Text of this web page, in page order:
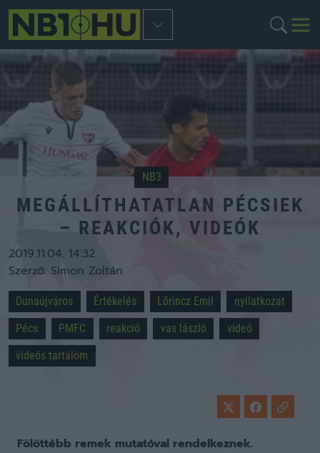
NB3
MEGÁLLÍTHATATLAN PÉCSIEK
– REAKCIÓK, VIDEÓK
2019.11.04. 14:32
Szerző: Simon Zoltán
Dunaújváros Értékelés Lőrincz Emil
nyilatkozat
Pécs
PMFC reakció vas lászló
videó
videós tartalom
Fölöttébb remek mutatóval rendelkeznek.